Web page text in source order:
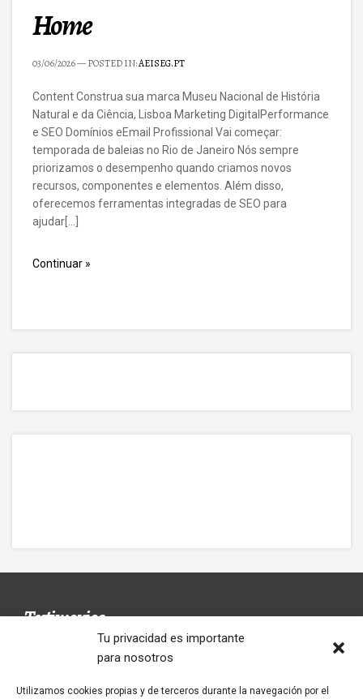
Tu privacidad es importante
para nosotros
Utilizamos cookies propias y de terceros durante la navegación por el
Home
03/06/2026— POSTED IN:AEISEG.PT
Content Construa sua marca Museu Nacional de História
Natural e da Ciência, Lisboa Marketing DigitalPerformance
e SEO Domínios eEmail Profissional Vai começar:
temporada de baleias no Rio de Janeiro Nós sempre
priorizamos o desempenho quando criamos novos
recursos, componentes e elementos. Além disso,
oferecemos ferramentas integradas de SEO para
ajudar[…]
Continuar »
Testimonios